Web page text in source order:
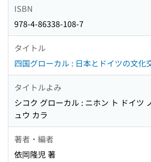
ISBN
978-4-86338-108-7
タイトル
四国グローカル : 日本とドイツの文化
タイトルよみ
シコク グローカル : ニホン ト ドイツ
ュウ カラ
著者・編者
依岡隆児 著